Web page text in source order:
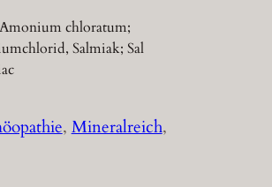
chloratum;
Salmiak; Sal
, Mineralreich